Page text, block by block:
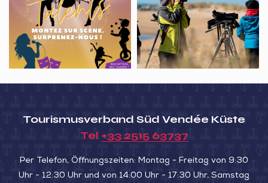
TALENTS
Point
d’observation
oiseaux
migrateurs
Tourismusverband Süd Vendée Küste
Tel +33 2515 63737
Per Telefon, Öffnungszeiten: Montag - Freitag von 9:30
Uhr - 12:30 Uhr und von 14:00 Uhr - 17:30 Uhr, Samstag